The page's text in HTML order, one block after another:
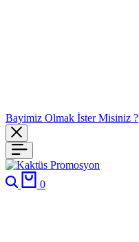
Bayimiz Olmak İster Misiniz ?
Ara
0